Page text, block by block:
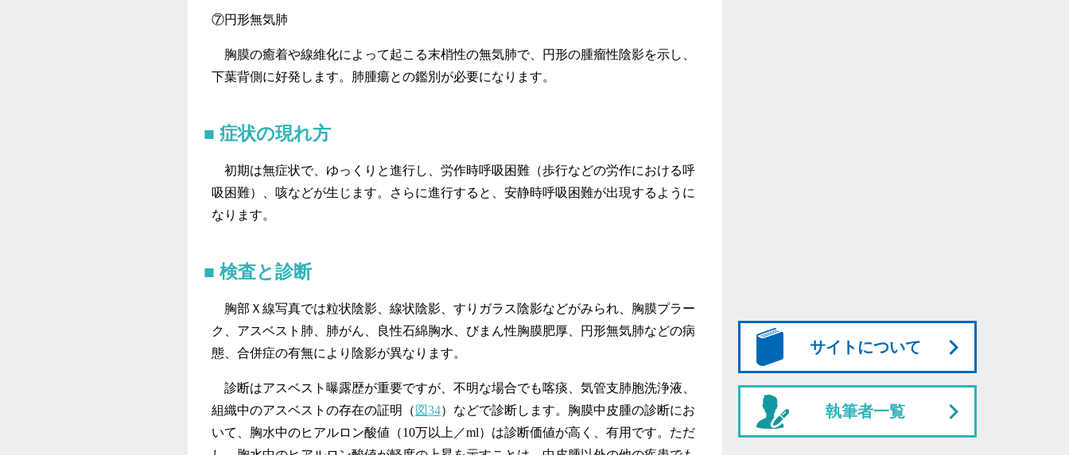
⑦円形無気肺
胸膜の癒着や線維化によって起こる末梢性の無気肺で、円形の腫瘤性陰影を示し、
下葉背側に好発します。肺腫瘍との鑑別が必要になります。
症状の現れ方
初期は無症状で、ゆっくりと進行し、労作時呼吸困難（歩行などの労作における呼
吸困難）、咳などが生じます。さらに進行すると、安静時呼吸困難が出現するように
なります。
検査と診断
胸部Ｘ線写真では粒状陰影、線状陰影、すりガラス陰影などがみられ、胸膜プラー
ク、アスベスト肺、肺がん、良性石綿胸水、びまん性胸膜肥厚、円形無気肺などの病
態、合併症の有無により陰影が異なります。
診断はアスベスト曝露歴が重要ですが、不明な場合でも喀痰、気管支肺胞洗浄液、
組織中のアスベストの存在の証明（ 図34）などで診断します。胸膜中皮腫の診断にお
いて、胸水中のヒアルロン酸値（10万以上／ml）は診断価値が高く、有用です。ただ
サイトについて
執筆者一覧